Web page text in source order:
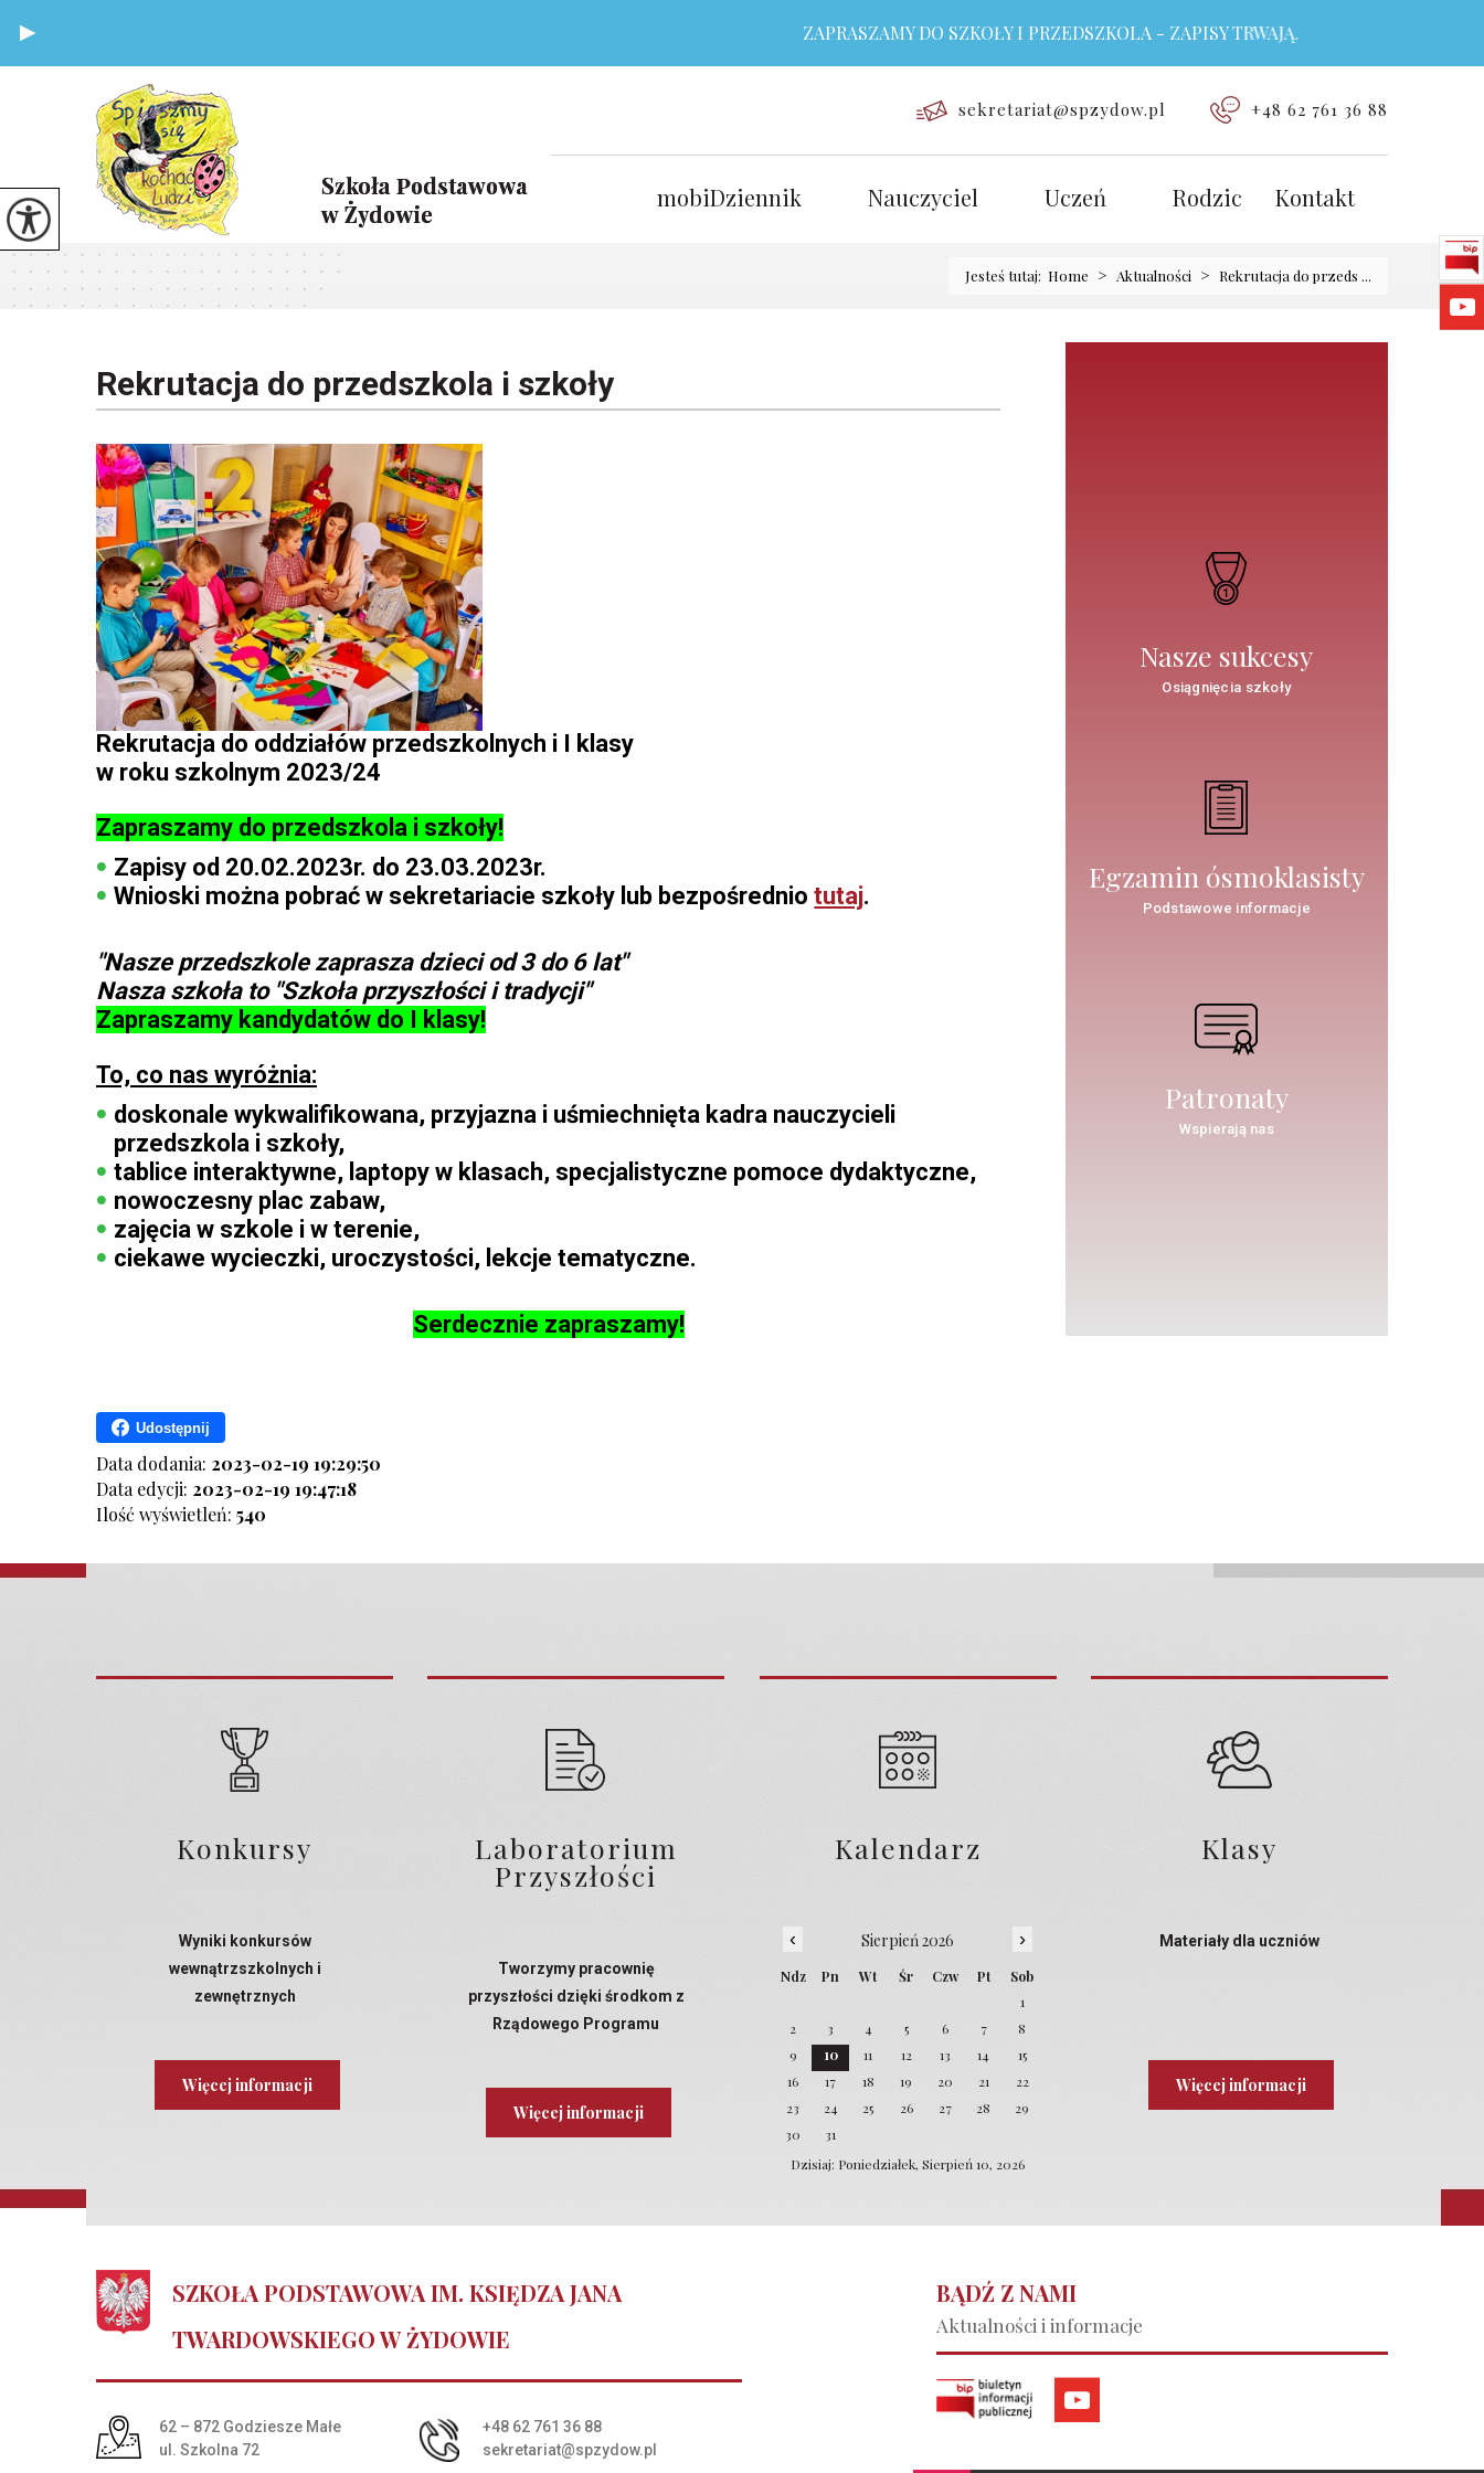
ZAPRASZAMY DO SZKOŁY I PRZEDSZKOLA - ZAPISY TRWAJĄ.
sekretariat@spzydow.pl +48 62 761 36 88
mobiDziennik Nauczyciel Uczeń Rodzic Kontakt
Jesteś tutaj: Home > Aktualności > Rekrutacja do przeds ...
Rekrutacja do przedszkola i szkoły
Rekrutacja do oddziałów przedszkolnych i I klasy
w roku szkolnym 2023/24
Zapraszamy do przedszkola i szkoły!
Zapisy od 20.02.2023r. do 23.03.2023r.
Wnioski można pobrać w sekretariacie szkoły lub bezpośredniotutaj.
"Nasze przedszkole zaprasza dzieci od 3 do 6 lat"
Nasza szkoła to "Szkoła przyszłości i tradycji"
Zapraszamy kandydatów do I klasy!
To, co nas wyróżnia:
doskonale wykwalifikowana, przyjazna i uśmiechnięta kadra nauczycieli
przedszkola i szkoły,
tablice interaktywne, laptopy w klasach, specjalistyczne pomoce dydaktyczne,
nowoczesny plac zabaw,
zajęcia w szkole i w terenie,
ciekawe wycieczki, uroczystości, lekcje tematyczne.
Serdecznie zapraszamy!
Udostępnij
Data dodania: 2023-02-19 19:29:50
Data edycji: 2023-02-19 19:47:18
Ilość wyświetleń: 540
Nasze sukcesy
Osiągnięcia szkoły
Egzamin ósmoklasisty
Podstawowe informacje
Patronaty
Wspierają nas
Konkursy
Wyniki konkursów
wewnątrzszkolnych i
zewnętrznych
Więcej informacji
Laboratorium
Przyszłości
Tworzymy pracownię
przyszłości dzięki środkom z
Rządowego Programu
Więcej informacji
Kalendarz
‹ Sierpień 2026 ›
Ndz Pn Wt Śr Czw Pt
Sob
1
2
3 4 5 6 7
8
9
10 11 12 13 14
15
16
17 18 19 20 21
22
23
24 25 26 27 28
29
30
31
Dzisiaj: Poniedziałek, Sierpień 10, 2026
Klasy
Materiały dla uczniów
Więcej informacji
SZKOŁA PODSTAWOWA IM. KSIĘDZA JANA
TWARDOWSKIEGO W ŻYDOWIE
Adres pocztowy:
62 – 872 Godziesze Małe
ul. Szkolna 72
+48 62 761 36 88
sekretariat@spzydow.pl
BĄDŹ Z NAMI
Aktualności i informacje